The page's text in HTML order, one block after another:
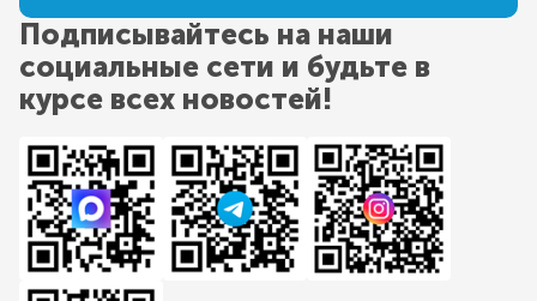
Подписывайтесь на наши
социальные сети и будьте в
курсе всех новостей!